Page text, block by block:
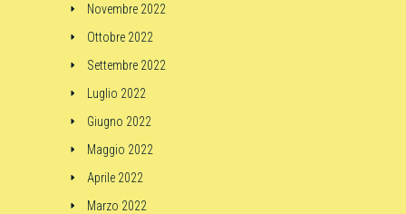
Novembre 2022
Ottobre 2022
Settembre 2022
Luglio 2022
Giugno 2022
Maggio 2022
Aprile 2022
Marzo 2022